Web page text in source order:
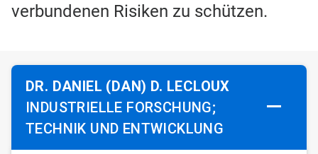
verbundenen Risiken zu schützen.
DR. DANIEL (DAN) D. LECLOUX
INDUSTRIELLE FORSCHUNG;
TECHNIK UND ENTWICKLUNG